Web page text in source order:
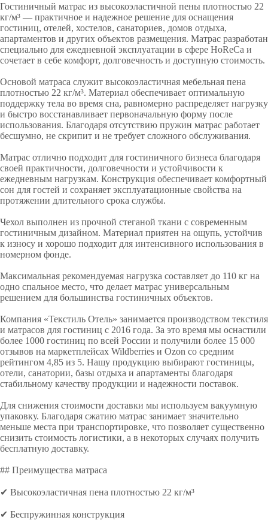
Гостиничный матрас из высокоэластичной пены плотностью 22
кг/м³ — практичное и надежное решение для оснащения
гостиниц, отелей, хостелов, санаториев, домов отдыха,
апартаментов и других объектов размещения. Матрас разработан
специально для ежедневной эксплуатации в сфере HoReCa и
сочетает в себе комфорт, долговечность и доступную стоимость.
Основой матраса служит высокоэластичная мебельная пена
плотностью 22 кг/м³. Материал обеспечивает оптимальную
поддержку тела во время сна, равномерно распределяет нагрузку
и быстро восстанавливает первоначальную форму после
использования. Благодаря отсутствию пружин матрас работает
бесшумно, не скрипит и не требует сложного обслуживания.
Матрас отлично подходит для гостиничного бизнеса благодаря
своей практичности, долговечности и устойчивости к
ежедневным нагрузкам. Конструкция обеспечивает комфортный
сон для гостей и сохраняет эксплуатационные свойства на
протяжении длительного срока службы.
Чехол выполнен из прочной стеганой ткани с современным
гостиничным дизайном. Материал приятен на ощупь, устойчив
к износу и хорошо подходит для интенсивного использования в
номерном фонде.
Максимальная рекомендуемая нагрузка составляет до 110 кг на
одно спальное место, что делает матрас универсальным
решением для большинства гостиничных объектов.
Компания «Текстиль Отель» занимается производством текстиля
и матрасов для гостиниц с 2016 года. За это время мы оснастили
более 1000 гостиниц по всей России и получили более 15 000
отзывов на маркетплейсах Wildberries и Ozon со средним
рейтингом 4,85 из 5. Нашу продукцию выбирают гостиницы,
отели, санатории, базы отдыха и апартаменты благодаря
стабильному качеству продукции и надежности поставок.
Для снижения стоимости доставки мы используем вакуумную
упаковку. Благодаря сжатию матрас занимает значительно
меньше места при транспортировке, что позволяет существенно
снизить стоимость логистики, а в некоторых случаях получить
бесплатную доставку.
## Преимущества матраса
✔ Высокоэластичная пена плотностью 22 кг/м³
✔ Беспружинная конструкция